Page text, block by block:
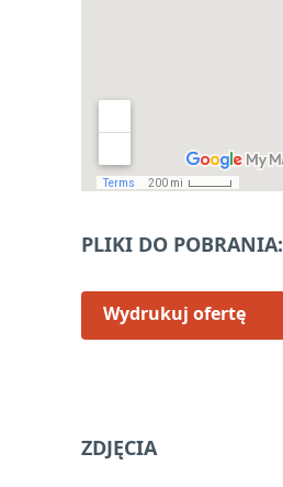
PLIKI DO POBRANIA:
Wydrukuj ofertę
ZDJĘCIA